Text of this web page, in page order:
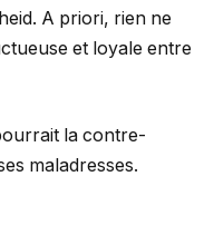
A priori, rien ne
et loyale entre
la contre-
maladresses.